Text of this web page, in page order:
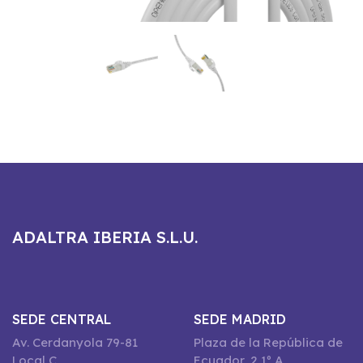
ADALTRA IBERIA S.L.U.
SEDE CENTRAL
Av. Cerdanyola 79-81
SEDE MADRID
Plaza de la República de